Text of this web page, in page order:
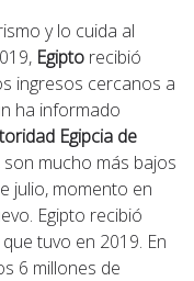
y lo cuida al
Egipto recibió
ingresos cercanos a
ha informado
Egipcia de
mucho más bajos
julio, momento en
Egipto recibió
tuvo en 2019. En
6 millones de